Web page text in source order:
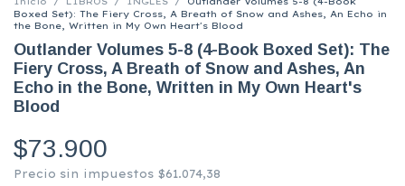
Boxed Set): The Fiery Cross, A Breath of Snow and Ashes, An Echo in
the Bone, Written in My Own Heart's Blood
Outlander Volumes 5-8 (4-Book Boxed Set): The
Fiery Cross, A Breath of Snow and Ashes, An
Echo in the Bone, Written in My Own Heart's
Blood
$73.900
Precio sin impuestos $61.074,38